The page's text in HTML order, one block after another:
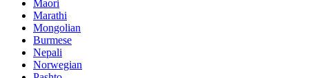
Maori
Marathi
Mongolian
Burmese
Nepali
Norwegian